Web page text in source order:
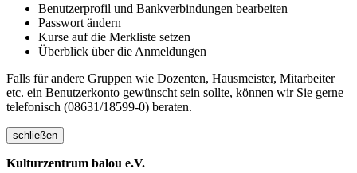
Benutzerprofil und Bankverbindungen bearbeiten
Passwort ändern
Kurse auf die Merkliste setzen
Überblick über die Anmeldungen
Falls für andere Gruppen wie Dozenten, Hausmeister, Mitarbeiter
etc. ein Benutzerkonto gewünscht sein sollte, können wir Sie gerne
telefonisch (08631/18599-0) beraten.
schließen
Kulturzentrum balou e.V.